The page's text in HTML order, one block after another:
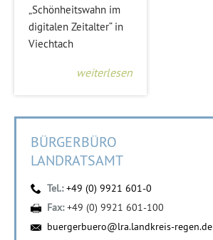
„Schönheitswahn im
digitalen Zeitalter“ in
Viechtach
weiterlesen
BÜRGERBÜRO
LANDRATSAMT
Tel.:+49 (0) 9921 601-0
Fax:+49 (0) 9921 601-100
buergerbuero@lra.landkreis-regen.de